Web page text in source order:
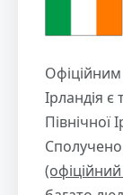
Офіційним
Ірландія
Північної